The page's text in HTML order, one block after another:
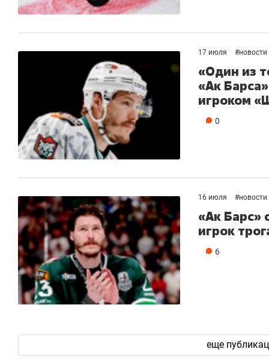
17 июля #новости
«Один из
«Ак
игроком
0
16 июля #новости
«Ак Барс»
игрок
6
еще